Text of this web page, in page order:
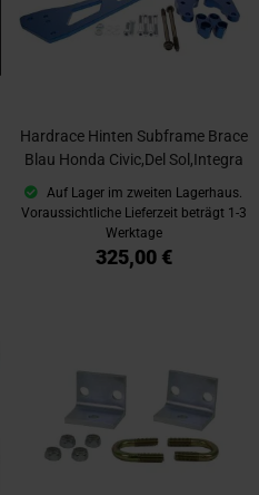
Hardrace Hinten Subframe Brace
Blau Honda Civic,Del Sol,Integra
Auf Lager im zweiten Lagerhaus.
Voraussichtliche Lieferzeit beträgt 1-3
Werktage
325,00 €